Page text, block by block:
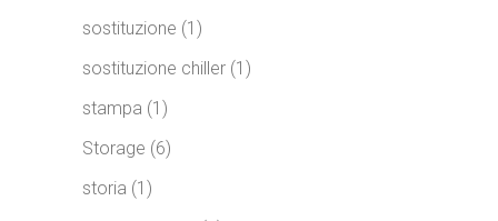
sostituzione (1)
sostituzione chiller (1)
stampa (1)
Storage (6)
storia (1)